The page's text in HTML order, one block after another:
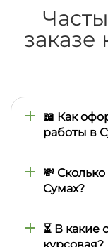
заказе
📖 Как
работы в
тему,
вами и
справится с
💸
Сумах?
стоимость
указаний и
⏳ В какие